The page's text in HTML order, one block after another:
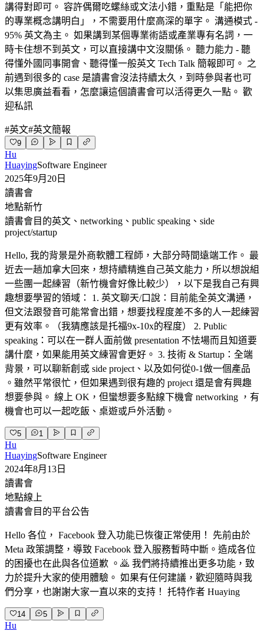
講得對即可。 容許偶爾吃螺絲或文法小錯，重點是「能把你
的專業概念講明白」，不需要用什麼高深的單字。 溝通模式 -
95% 英文為主。 如果講到某個專業術語或產業專有名詞，一
時卡住想不到英文，可以直接講中文沒關係。 聽力能力 - 聽
得懂外國同事開會、聽得懂一般英文 Tech Talk 簡報即可。 之
前遇到很多的 case 是讀書會沒法持續太久，到時參與者也可
以集思廣益看看，怎麼讓這個讀書會可以活得更久一點。 歡
迎私訊
#英文#英文簡報
9
Hu
HuayingSoftware Engineer
2025年9月20日
讀書會
地點新竹
讀書會目的英文、networking、public speaking、side
project/startup
Hello, 我的背景是外商軟體工程師，大部分時間遠端工作。 最
近去一趟加拿大回來，想持續精進自己英文能力，所以想說組
一些團一起練習（新竹機會好像比較少），以下是我自己有興
趣想要學習的領域： 1. 英文聊天/口說：目前能全英文溝通，
但文法跟發音可能常會出錯，想要找程度差不多的人一起練習
更有效率。（我猜應該是托福9x-10x的程度） 2. Public
speaking：可以在一群人面前做 presentation 不怯場而且知道要
講什麼，如果能用英文練習會更好。 3. 技術 & Startup：全端
背景，可以聊新創或 side project、以及如何從0-1做一個產品
。雖然平常很忙，但如果遇到很有趣的 project 還是會有興趣
想要參與。 線上 OK，但蠻想要多點線下機會 networking ，有
機會也可以一起吃飯、桌遊或戶外活動。
5 1
Hu
HuayingSoftware Engineer
2024年8月13日
讀書會
地點線上
讀書會目的平台公告
Hello 各位， Facebook 登入功能已恢復正常使用！ 先前由於
Meta 政策調整，導致 Facebook 登入服務暫時中斷。造成各位
的困擾也在此與各位道歉 。🙇 我們將持續推出更多功能，致
力於提升大家的使用體驗。 如果有任何建議，歡迎隨時與我
們分享，也謝謝大家一直以來的支持！ 托特作者 Huaying
14 5
Hu